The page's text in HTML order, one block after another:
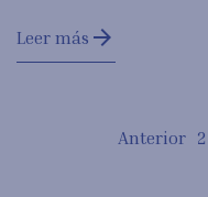
Leer más arrow_forward